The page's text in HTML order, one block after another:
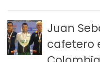
Juan
cafetero